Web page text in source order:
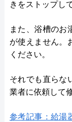
きをストップし
また、浴槽のお
が使えません。
ください。
それでも直らな
業者に依頼して
参考記事：給湯